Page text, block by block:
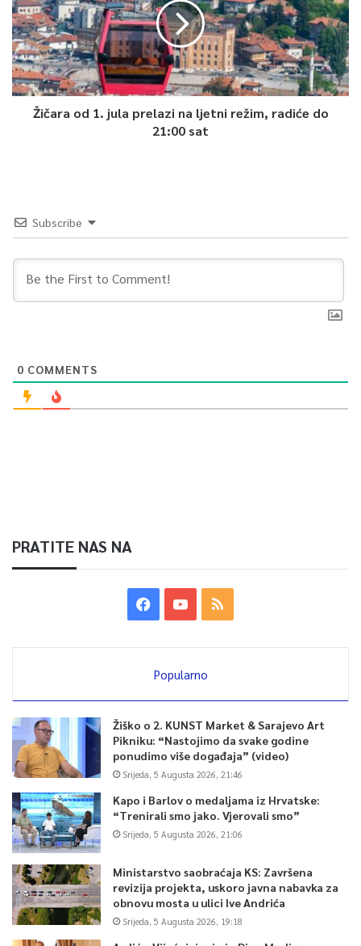
Žičara od 1. jula prelazi na ljetni režim, radiće do
21:00 sat
Subscribe
0 COMMENTS
PRATITE NAS NA
Popularno
Žiško o 2. KUNST Market & Sarajevo Art
Pikniku: “Nastojimo da svake godine
ponudimo više događaja” (video)
Srijeda, 5 Augusta 2026, 21:46
Kapo i Barlov o medaljama iz Hrvatske:
“Trenirali smo jako. Vjerovali smo”
Srijeda, 5 Augusta 2026, 21:06
Ministarstvo saobraćaja KS: Završena
revizija projekta, uskoro javna nabavka za
obnovu mosta u ulici Ive Andrića
Srijeda, 5 Augusta 2026, 19:18